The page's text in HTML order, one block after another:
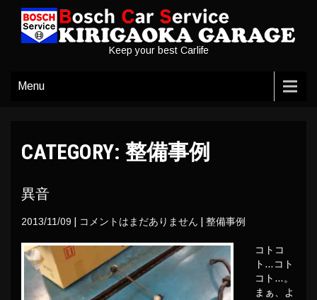
Keep your best Carlife
Menu
CATEGORY: 整備事例
異音
2013/11/09 コメントはまだありません 整備事例
コトコ
ト…コト
コト…。
まぁ、よ